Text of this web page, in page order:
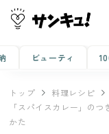
ビューティ
トップ 料理レシピ
「スパイスカレー」の
かた